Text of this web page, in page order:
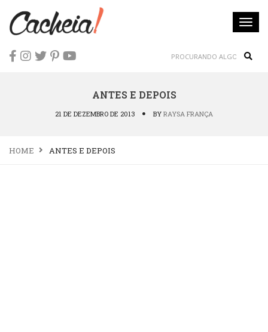
ANTES E DEPOIS
21 DE DEZEMBRO DE 2013 BY RAYSA FRANÇA
HOME ANTES E DEPOIS